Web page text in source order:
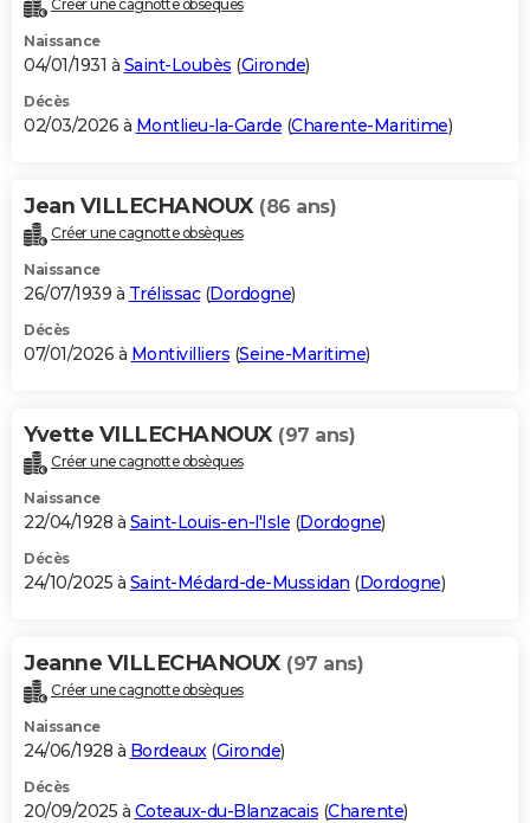
Destinations
City break
Voyage nature
Voyage de noces
Forum
Climat
+PHOTO
GUIDES D'ACHAT
BONS PLANS
Carte de Noël
Carte Bonne année
Carte Saint-Valentin
Carte Pâques
Carte d'anniversaire
DICTIONNAIRE
Dictionnaire
Biographies
Citations
Expressions
Proverbes
PROGRAMME TV
S'inscrire
Se connecter
Lycées
Collèges
Primaires
Universités
Entreprises
Service militaire
Avis de recherche
AVIS DE DÉCÈS
Bricolage
Lifestyle
Culture
Sport
Auto
Television
Voyage
Cinema
Créer une cagnotte obsèques
Naissance
04/01/1931 à Saint-Loubès (Gironde)
Décès
02/03/2026 à Montlieu-la-Garde (Charente-Maritime)
Jean VILLECHANOUX (86 ans)
Créer une cagnotte obsèques
Naissance
26/07/1939 à Trélissac(Dordogne)
Décès
07/01/2026 à Montivilliers (Seine-Maritime)
Yvette VILLECHANOUX (97 ans)
Créer une cagnotte obsèques
Naissance
22/04/1928 à Saint-Louis-en-l'Isle (Dordogne)
Décès
24/10/2025 à Saint-Médard-de-Mussidan (Dordogne)
Jeanne VILLECHANOUX (97 ans)
Créer une cagnotte obsèques
Naissance
24/06/1928 à Bordeaux (Gironde)
Décès
20/09/2025 à Coteaux-du-Blanzacais (Charente)